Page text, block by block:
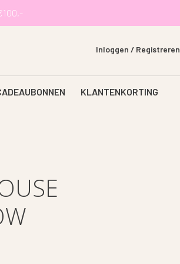
KLANTENKORTING
Inloggen / Registreren